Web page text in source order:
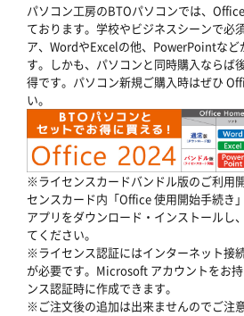
パソコン工房のBTOパソコンでは、
ております。学校やビジネスシーンで必
ア、WordやExcelの他、PowerPointなど
す。しかも、パソコンと同時購入ならば
得です。パソコン新規ご購入時はぜひ
い。
※ライセンスカードバンドル版のご利用
センスカード内「Office 使用開始手続き
アプリをダウンロード・インストールし
てください。
※ライセンス認証にはインターネット接
が必要です。Microsoft アカウントをお
ンス認証時に作成できます。
※ご注文後の追加は出来ませんのでご注